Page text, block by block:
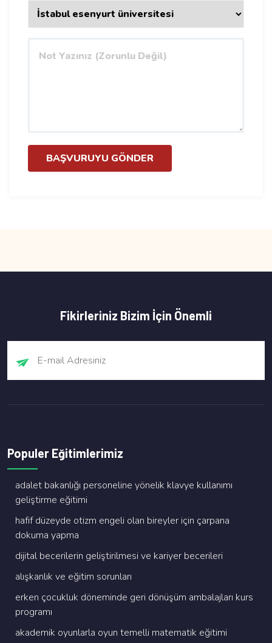
BAŞVURUYU GÖNDER
Fikirleriniz Bizim İçin Önemli
Populer Eğitimlerimiz
adalet bakanliği personeli̇ne yöneli̇k klavye kullanimi
geli̇şti̇rme eği̇ti̇mi̇
hafi̇f düzeyde oti̇zm engeli̇ olan bi̇reyler i̇çi̇n çarpana
dokuma yapma
di̇ji̇tal beceri̇leri̇n geli̇şti̇ri̇lmesi̇ ve kari̇yer beceri̇leri̇
alişkanlik ve eği̇ti̇m sorunlari
erken çocukluk dönemi̇nde geri̇ dönüşüm ambalajlari kurs
programi
akademi̇k oyunlarla oyun temelli̇ matemati̇k eği̇ti̇mi̇